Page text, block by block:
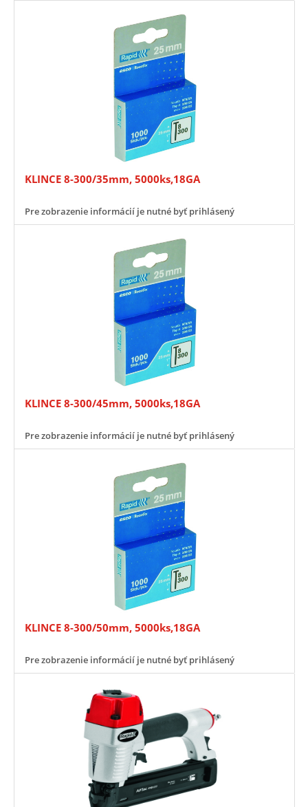
KLINCE 8-300/35mm, 5000ks,18GA
Pre zobrazenie informácií je nutné byť prihlásený
KLINCE 8-300/45mm, 5000ks,18GA
Pre zobrazenie informácií je nutné byť prihlásený
KLINCE 8-300/50mm, 5000ks,18GA
Pre zobrazenie informácií je nutné byť prihlásený